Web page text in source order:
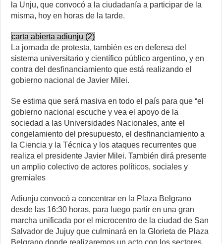
la Unju, que convocó a la ciudadanía a participar de la
misma, hoy en horas de la tarde.
carta abierta adiunju (2)
La jornada de protesta, también es en defensa del
sistema universitario y científico público argentino, y en
contra del desfinanciamiento que está realizando el
gobierno nacional de Javier Milei.
Se estima que será masiva en todo el país para que “el
gobierno nacional escuche y vea el apoyo de la
sociedad a las Universidades Nacionales, ante el
congelamiento del presupuesto, el desfinanciamiento a
la Ciencia y la Técnica y los ataques recurrentes que
realiza el presidente Javier Milei. También dirá presente
un amplio colectivo de actores políticos, sociales y
gremiales
Adiunju convocó a concentrar en la Plaza Belgrano
desde las 16:30 horas, para luego partir en una gran
marcha unificada por el microcentro de la ciudad de San
Salvador de Jujuy que culminará en la Glorieta de Plaza